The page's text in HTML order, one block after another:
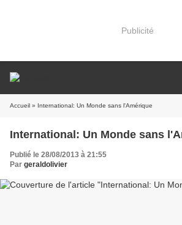
Publicité
Accueil » International: Un Monde sans l'Amérique
International: Un Monde sans
Publié le 28/08/2013 à 21:55
Par geraldolivier